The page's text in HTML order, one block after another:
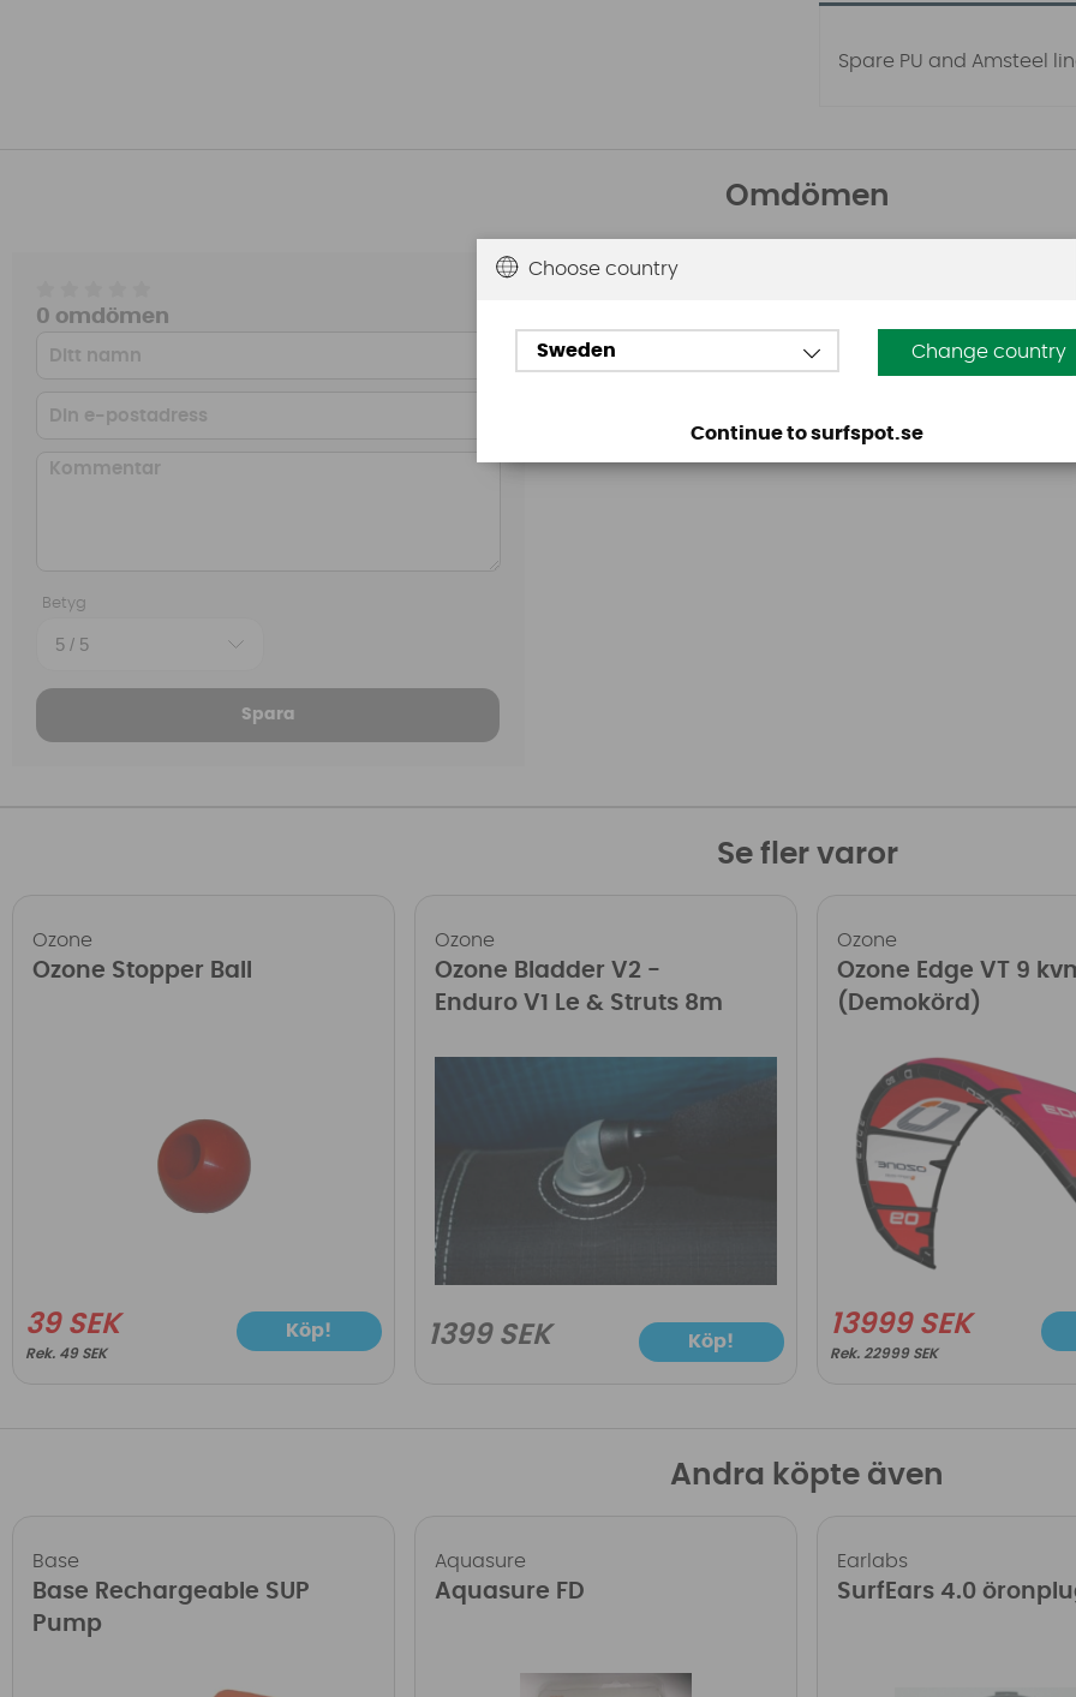
Spare PU and Amsteel
Omdömen
0 omdömen
Betyg
Spara
Den här produkten har inga recensioner. Du måste
Se fler varor
Ozone
Ozone Stopper Ball
39 SEK
49 SEK
Köp!
Ozone
Ozone Bladder V2 -
Enduro V1 Le & Struts 8m
1399 SEK Köp!
Ozone
Ozone Edge VT 9
(Demokörd)
13999 SEK
22999 SEK
Andra köpte även
Base
Base Rechargeable SUP
Pump
Aquasure
Aquasure FD
Earlabs
SurfEars 4.0
Choose country
Sweden Change country
Continue to surfspot.se